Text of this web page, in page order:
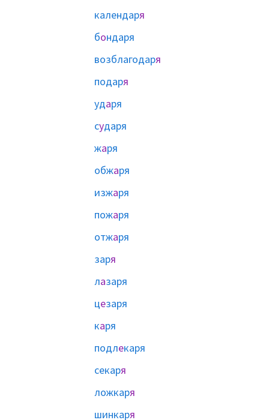
календаря
бондаря
возблагодаря
подаря
ударя
сударя
жаря
обжаря
изжаря
пожаря
отжаря
заря
лазаря
цезаря
каря
подлекаря
секаря
ложкаря
шинкаря